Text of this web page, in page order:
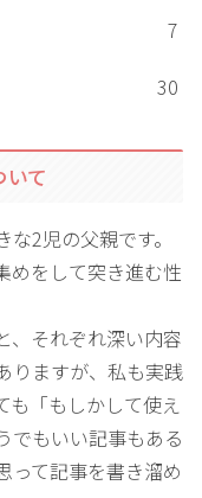
7
30
いて
2児の父親です。
めをして突き進む性
、それぞれ深い内容
りますが、私も実践
も「もしかして使え
でもいい記事もある
って記事を書き溜め